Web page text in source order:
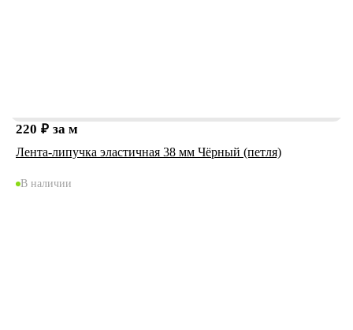
220 ₽ за м
Лента-липучка эластичная 38 мм Чёрный (петля)
В наличии